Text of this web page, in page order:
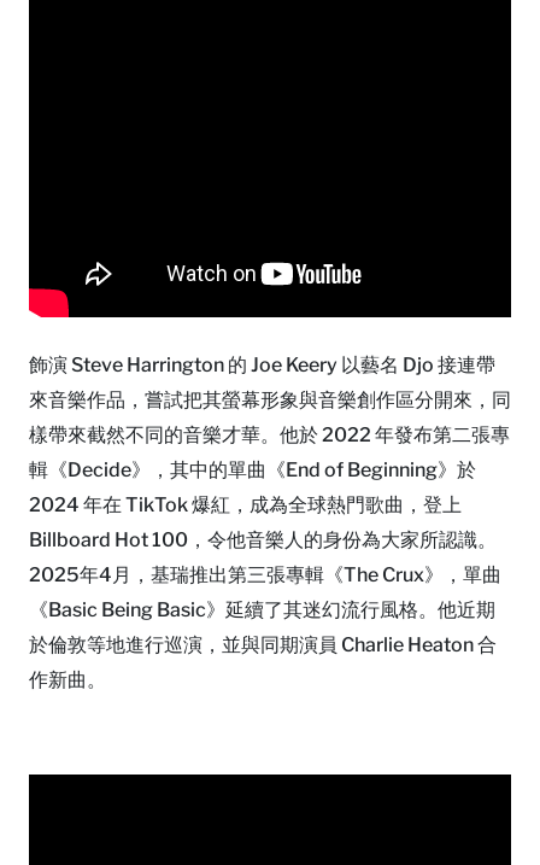
飾演 Steve Harrington 的 Joe Keery 以藝名 Djo 接連帶
來音樂作品，嘗試把其螢幕形象與音樂創作區分開來，同
樣帶來截然不同的音樂才華。他於 2022 年發布第二張專
輯《Decide》，其中的單曲《End of Beginning》於
2024 年在 TikTok 爆紅，成為全球熱門歌曲，登上
Billboard Hot 100，令他音樂人的身份為大家所認識。
2025年4月，基瑞推出第三張專輯《The Crux》，單曲
《Basic Being Basic》延續了其迷幻流行風格。他近期
於倫敦等地進行巡演，並與同期演員 Charlie Heaton 合
作新曲。